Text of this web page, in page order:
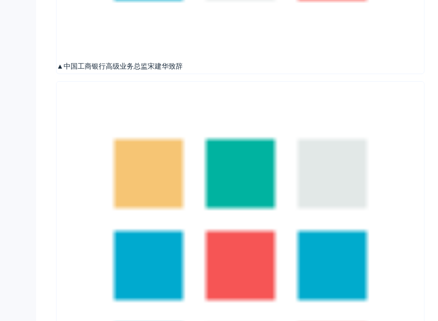
▲中国工商银行高级业务总监宋建华致辞